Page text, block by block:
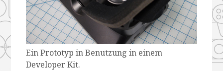
Ein Prototyp in Benutzung in einem
Developer Kit.